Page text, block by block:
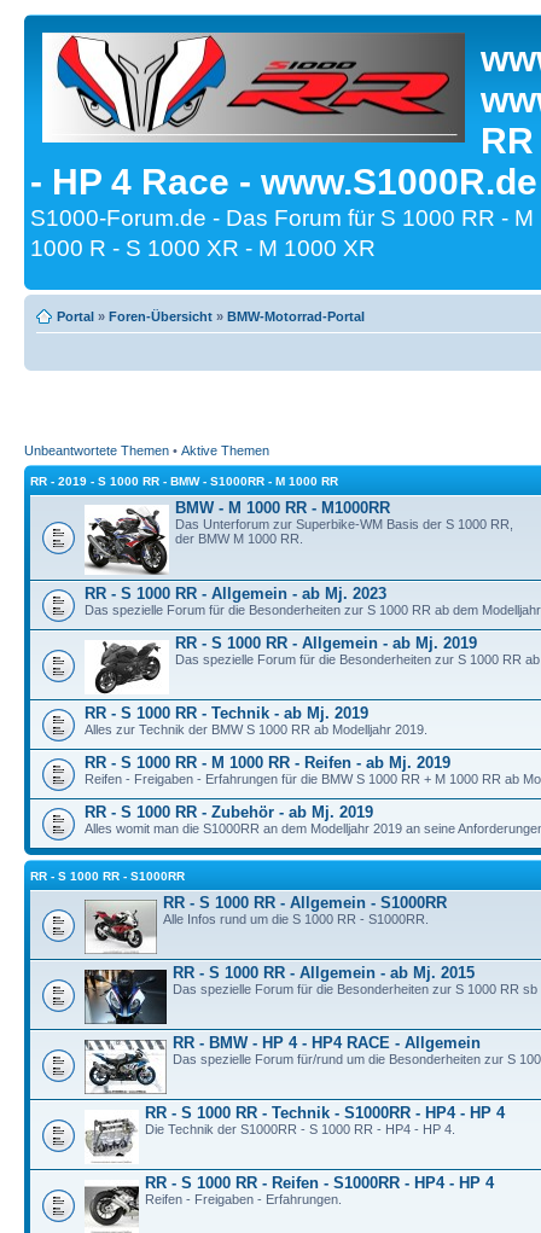
- HP 4 Race -
S1000-Forum.de - Das Forum für S 1000 RR -
1000 R - S 1000 XR - M 1000 XR
Portal » Foren-Übersicht » BMW-Motorrad-Portal
Unbeantwortete Themen • Aktive Themen
RR - 2019 - S 1000 RR - BMW - S1000RR - M 1000 RR
BMW - M 1000 RR - M1000RR
Das Unterforum zur Superbike-WM Basis der S 1000 RR,
der BMW M 1000 RR.
RR - S 1000 RR - Allgemein - ab Mj. 2023
Das spezielle Forum für die Besonderheiten zur S 1000 RR ab dem
RR - S 1000 RR - Allgemein - ab Mj. 2019
Das spezielle Forum für die Besonderheiten zur S 1000 RR
RR - S 1000 RR - Technik - ab Mj. 2019
Alles zur Technik der BMW S 1000 RR ab Modelljahr 2019.
RR - S 1000 RR - M 1000 RR - Reifen - ab Mj. 2019
Reifen - Freigaben - Erfahrungen für die BMW S 1000 RR + M 1000 RR ab
RR - S 1000 RR - Zubehör - ab Mj. 2019
Alles womit man die S1000RR an dem Modelljahr 2019 an seine
RR - S 1000 RR - S1000RR
RR - S 1000 RR - Allgemein - S1000RR
Alle Infos rund um die S 1000 RR - S1000RR.
RR - S 1000 RR - Allgemein - ab Mj. 2015
Das spezielle Forum für die Besonderheiten zur S 1000 RR sb
RR - BMW - HP 4 - HP4 RACE - Allgemein
Das spezielle Forum für/rund um die Besonderheiten zur S
RR - S 1000 RR - Technik - S1000RR - HP4 - HP 4
Die Technik der S1000RR - S 1000 RR - HP4 - HP 4.
RR - S 1000 RR - Reifen - S1000RR - HP4 - HP 4
Reifen - Freigaben - Erfahrungen.